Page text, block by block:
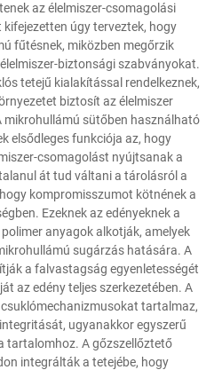
az élelmiszer-csomagolási
úgy terveztek, hogy
fűtésnek, miközben megőrzik
biztonsági szabványokat.
tetejű kialakítással rendelkeznek,
biztosít az élelmiszer
mikrohullámú sütőben használható
elsődleges funkciója az, hogy
csomagolást nyújtsanak a
át tud váltani a tárolásról a
kompromisszumot kötnének a
Ezeknek az edényeknek a
anyagok alkotják, amelyek
sugárzás hatására. A
a falvastagság egyenletességét
az edény teljes szerkezetében. A
tartalmaz,
ugyanakkor egyszerű
tartalomhoz. A gőzszellőztető
integrálták a tetejébe, hogy